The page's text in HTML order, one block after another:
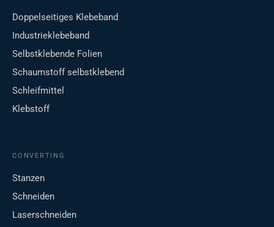
Doppelseitiges Klebeband
Industrieklebeband
Selbstklebende Folien
Schaumstoff selbstklebend
Schleifmittel
Klebstoff
CONVERTING
Stanzen
Schneiden
Laserschneiden